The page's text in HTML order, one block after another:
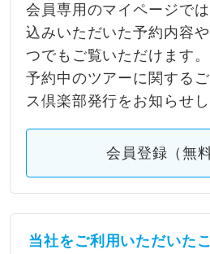
会員専用のマイページで
込みいただいた予約内容
つでもご覧いただけます
予約中のツアーに関する
ス倶楽部発行をお知らせし
会員登録（無料
当社をご利用いただいた